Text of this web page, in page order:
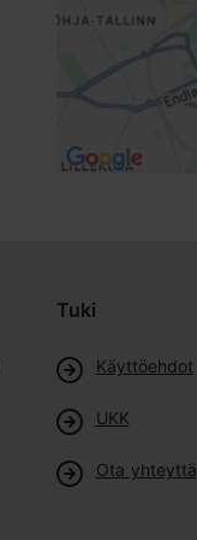
Tuki
Käyttöehdot
UKK
Ota yhteyttä